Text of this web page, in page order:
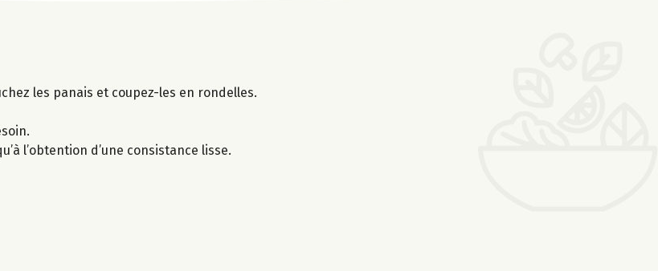
les panais et coupez-les en rondelles.
l’obtention d’une consistance lisse.